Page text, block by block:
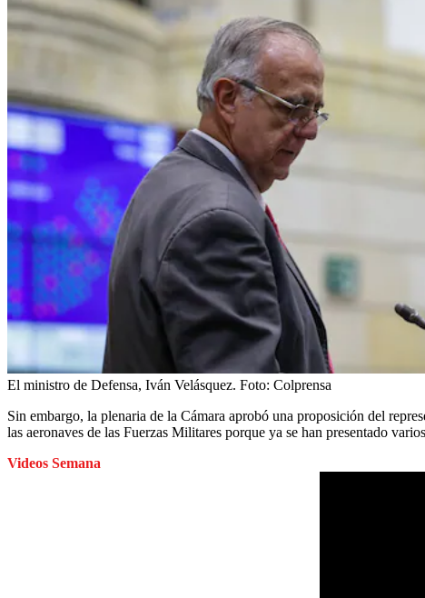
El ministro de Defensa, Iván Velásquez. Foto: Colprensa
Sin embargo, la plenaria de la Cámara aprobó una proposición del
las aeronaves de las Fuerzas Militares porque ya se han presentado
Videos Semana